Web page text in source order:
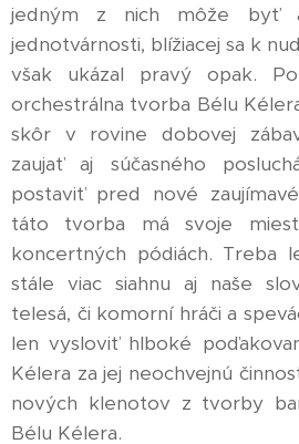
jedným z nich môže byť
jednotvárnosti, blížiacej sa k
však ukázal pravý opak.
orchestrálna tvorba Bélu
skôr v rovine dobovej
zaujať aj súčasného
postaviť pred nové
táto tvorba má svoje
koncertných pódiách. Treba
stále viac siahnu aj naše
telesá, či komorní hráči a
len vysloviť hlboké
Kélera za jej neochvejnú
nových klenotov z tvorby
Bélu Kélera.